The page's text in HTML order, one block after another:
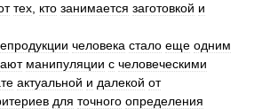
тех кто занимается заготовкой и
человека стало еще одним
манипуляции с человеческими
актуальной и далекой от
для точного определения